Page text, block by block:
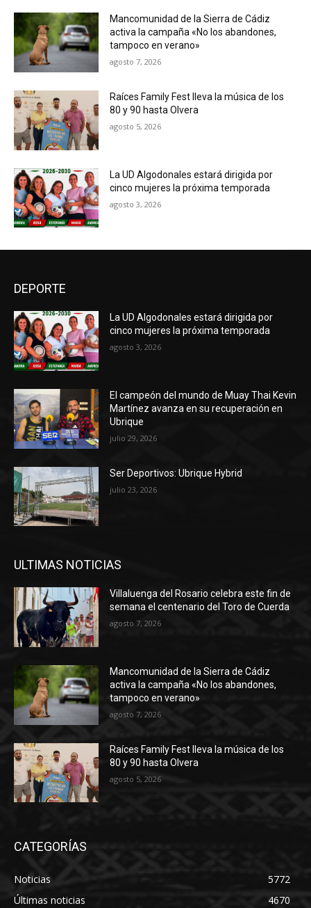
Mancomunidad de la Sierra de Cádiz
activa la campaña «No los abandones,
tampoco en verano»
agosto 7, 2026
Raíces Family Fest lleva la música de los
80 y 90 hasta Olvera
agosto 5, 2026
La UD Algodonales estará dirigida por
cinco mujeres la próxima temporada
agosto 3, 2026
DEPORTE
La UD Algodonales estará dirigida por
cinco mujeres la próxima temporada
agosto 3, 2026
El campeón del mundo de Muay Thai Kevin
Martínez avanza en su recuperación en
Ubrique
julio 29, 2026
Ser Deportivos: Ubrique Hybrid
julio 23, 2026
ULTIMAS NOTICIAS
Villaluenga del Rosario celebra este fin de
semana el centenario del Toro de Cuerda
agosto 7, 2026
Mancomunidad de la Sierra de Cádiz
activa la campaña «No los abandones,
tampoco en verano»
agosto 7, 2026
Raíces Family Fest lleva la música de los
80 y 90 hasta Olvera
agosto 5, 2026
CATEGORÍAS
Noticias
5772
Últimas noticias
4670